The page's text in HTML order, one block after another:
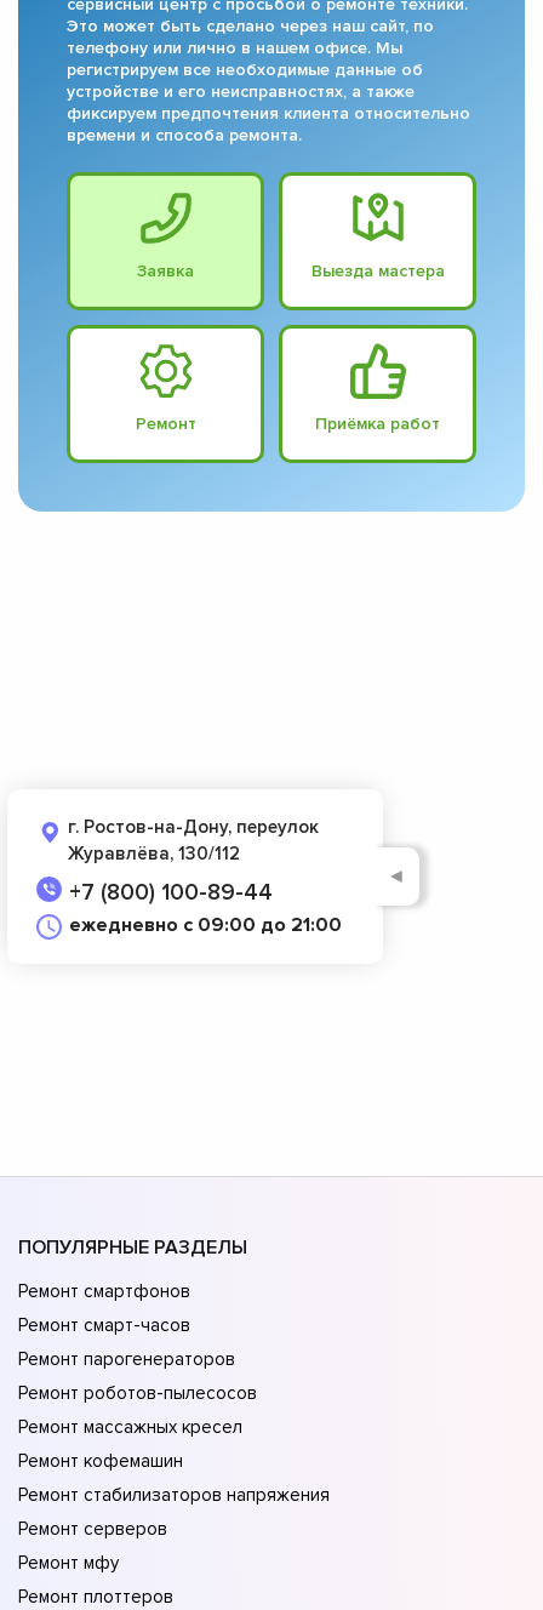
сервисный центр с просьбой о ремонте техники.
Это может быть сделано через наш сайт, по
телефону или лично в нашем офисе. Мы
регистрируем все необходимые данные об
устройстве и его неисправностях, а также
фиксируем предпочтения клиента относительно
времени и способа ремонта.
Заявка Выезда мастера
Ремонт Приёмка работ
г. Ростов-на-Дону, переулок
Журавлёва, 130/112
+7 (800) 100-89-44
ежедневно с 09:00 до 21:00
◄
ПОПУЛЯРНЫЕ РАЗДЕЛЫ
Ремонт смартфонов
Ремонт смарт-часов
Ремонт парогенераторов
Ремонт роботов-пылесосов
Ремонт массажных кресел
Ремонт кофемашин
Ремонт стабилизаторов напряжения
Ремонт серверов
Ремонт мфу
Ремонт плоттеров